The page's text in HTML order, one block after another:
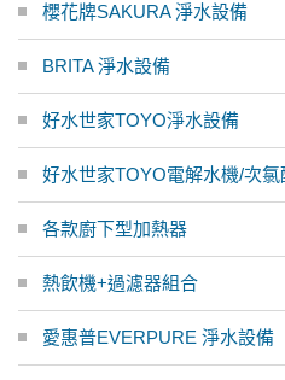
櫻花牌SAKURA 淨水設備
BRITA 淨水設備
好水世家TOYO淨水設備
好水世家TOYO電解水機/次氯
各款廚下型加熱器
熱飲機+過濾器組合
愛惠普EVERPURE 淨水設備